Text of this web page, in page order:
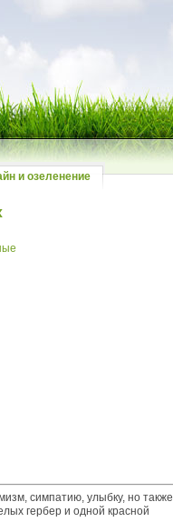
и озеленение
симпатию, улыбку, но также
гербер и одной красной